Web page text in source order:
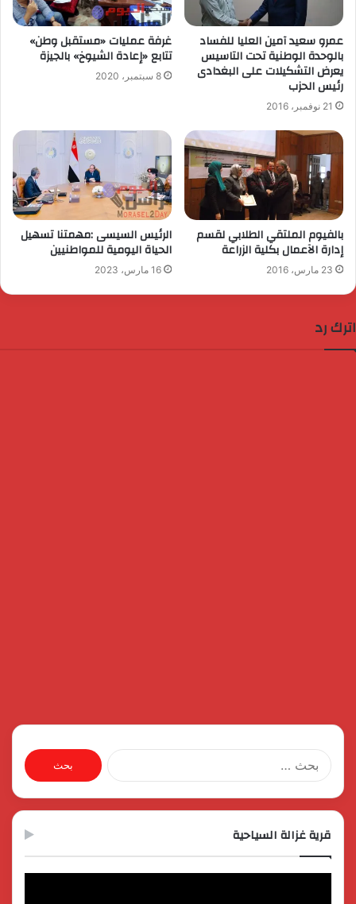
عمرو سعيد آمين العليا للفساد
بالوحدة الوطنية تحت التاسيس
يعرض التشكيلات على البغدادى
رئيس الحزب
21 نوفمبر، 2016
غرفة عمليات «مستقبل وطن»
تتابع «إعادة الشيوخ» بالجيزة
8 سبتمبر، 2020
بالفيوم الملتقي الطلابي لقسم
إدارة الآعمال بكلية الزراعة
23 مارس، 2016
الرئيس السيسى :مهمتنا تسهيل
الحياة اليومية للمواطنيين
16 مارس، 2023
اترك رد
البحث
عن:
قرية غزالة السياحية